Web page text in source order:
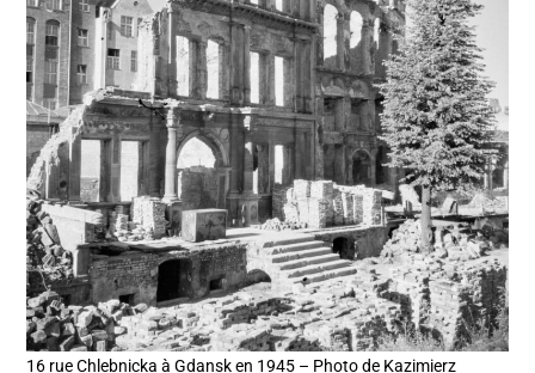
16 rue Chlebnicka à Gdansk en 1945 – Photo de Kazimierz